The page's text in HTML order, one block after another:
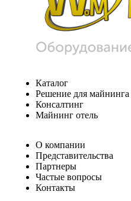
Каталог
Решение для майнинга
Консалтинг
Майнинг отель
О компании
Представительства
Партнеры
Частые вопросы
Контакты